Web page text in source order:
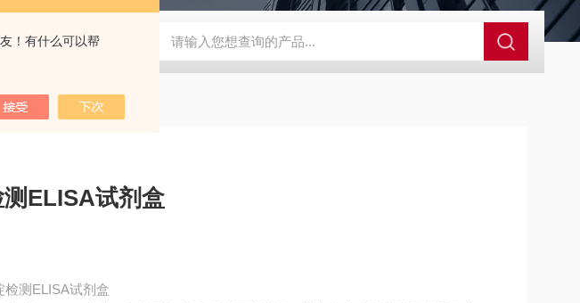
！有什么可以帮
25T猫疱疹病毒检测试剂盒 48T隐性孔雀石绿检测ELISA试剂盒 25T支原体检测试剂盒
ELISA试剂盒
检测ELISA试剂盒